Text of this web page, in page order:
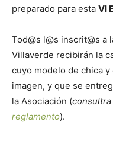
preparado para esta VI
Tod@s l@s inscrit@s a
Villaverde recibirán la
cuyo modelo de chica
imagen, y que se
la Asociación (
reglamento).